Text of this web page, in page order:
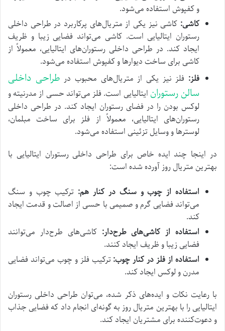
و کفپوش استفاده می‌شود.
کاشی: کاشی نیز یکی از متریال‌های پرکاربرد در طراحی داخلی
رستوران ایتالیایی است. کاشی می‌تواند فضایی زیبا و ظریف
ایجاد کند. در طراحی داخلی رستوران‌های ایتالیایی، معمولاً از
کاشی برای ساخت دیوارها و کفپوش استفاده می‌شود.
فلز: فلز نیز یکی از متریال‌های محبوب در طراحی داخلی
سالن رستوران ایتالیایی است. فلز می‌تواند حسی از مدرنیته و
لوکس بودن را در فضای رستوران ایجاد کند. در طراحی داخلی
رستوران‌های ایتالیایی، معمولاً از فلز برای ساخت مبلمان،
لوسترها و وسایل تزئینی استفاده می‌شود.
در اینجا چند ایده خاص برای طراحی داخلی رستوران ایتالیایی با
بهترین متریال روز آورده شده است:
استفاده از چوب و سنگ در کنار هم: ترکیب چوب و سنگ
می‌تواند فضایی گرم و صمیمی با حسی از اصالت و قدمت ایجاد
کند.
استفاده از کاشی‌های طرح‌دار: کاشی‌های طرح‌دار می‌توانند
فضایی زیبا و ظریف ایجاد کنند.
استفاده از فلز در کنار چوب:ترکیب فلز و چوب می‌تواند فضایی
مدرن و لوکس ایجاد کند.
با رعایت نکات و ایده‌های ذکر شده، می‌توان طراحی داخلی رستوران
ایتالیایی را با بهترین متریال روز به گونه‌ای انجام داد که فضایی جذاب
و دعوت‌کننده برای مشتریان ایجاد کند.